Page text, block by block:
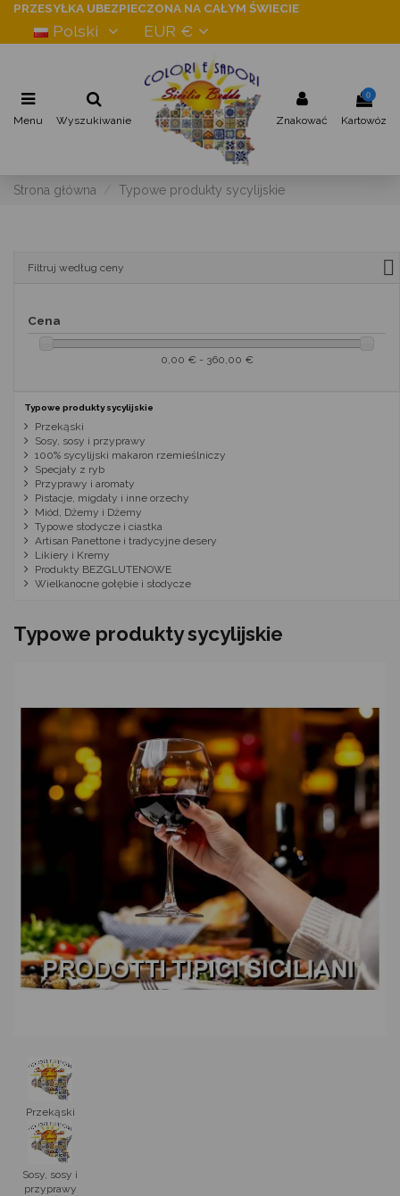
PRZESYŁKA UBEZPIECZONA NA CAŁYM ŚWIECIE
Polski EUR €
Menu Wyszukiwanie Znakować
0
Kartowóz
Strona główna Typowe produkty sycylijskie
Typowe produkty sycylijskie
Przekąski
Sosy, sosy i
przyprawy
Filtruj według ceny
Cena
0,00 € - 360,00 €
Typowe produkty sycylijskie
Przekąski
Sosy, sosy i przyprawy
100% sycylijski makaron rzemieślniczy
Specjały z ryb
Przyprawy i aromaty
Pistacje, migdały i inne orzechy
Miód, Dżemy i Dżemy
Typowe słodycze i ciastka
Artisan Panettone i tradycyjne desery
Likiery i Kremy
Produkty BEZGLUTENOWE
Wielkanocne gołębie i słodycze